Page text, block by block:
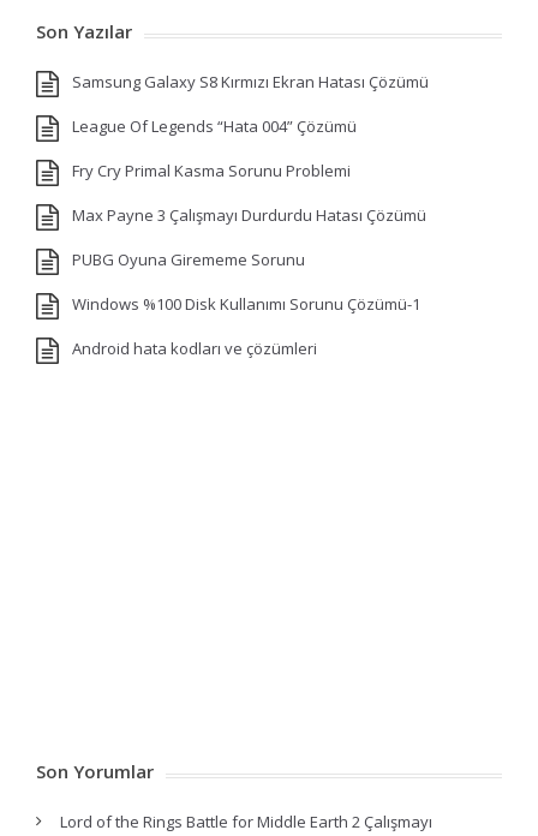
Son Yazılar
Samsung Galaxy S8 Kırmızı Ekran Hatası Çözümü
League Of Legends “Hata 004” Çözümü
Fry Cry Primal Kasma Sorunu Problemi
Max Payne 3 Çalışmayı Durdurdu Hatası Çözümü
PUBG Oyuna Girememe Sorunu
Windows %100 Disk Kullanımı Sorunu Çözümü-1
Android hata kodları ve çözümleri
Son Yorumlar
Lord of the Rings Battle for Middle Earth 2 Çalışmayı